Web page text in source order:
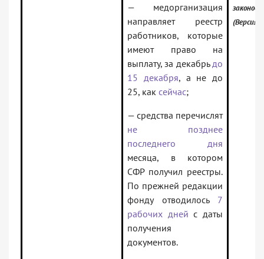
— медорганизация
направляет реестр
работников, которые
имеют право на
выплату, за декабрьдо
15 декабря, а не до
25, как сейчас;
— средства перечислят
не позднее
последнего дня
месяца, в котором
СФР получил реестры.
По прежней редакции
фонду отводилось 7
рабочих дней с даты
получения
документов.
(Версия